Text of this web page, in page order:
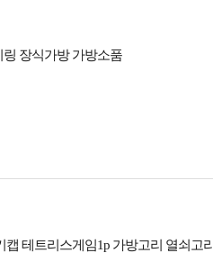
장식가방 가방소품
캡 테트리스게임1p 가방고리 열쇠고리